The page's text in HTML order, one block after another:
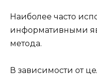
Наиболее часто
информативными
метода.
В зависимости от